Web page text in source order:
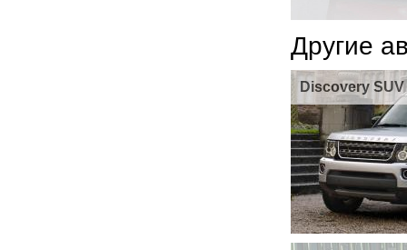
Другие
Discovery SUV